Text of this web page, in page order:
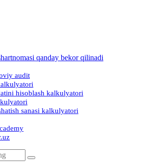
qanday bekor qilinadi
audit
hisoblash kalkulyatori
sanasi kalkulyatori